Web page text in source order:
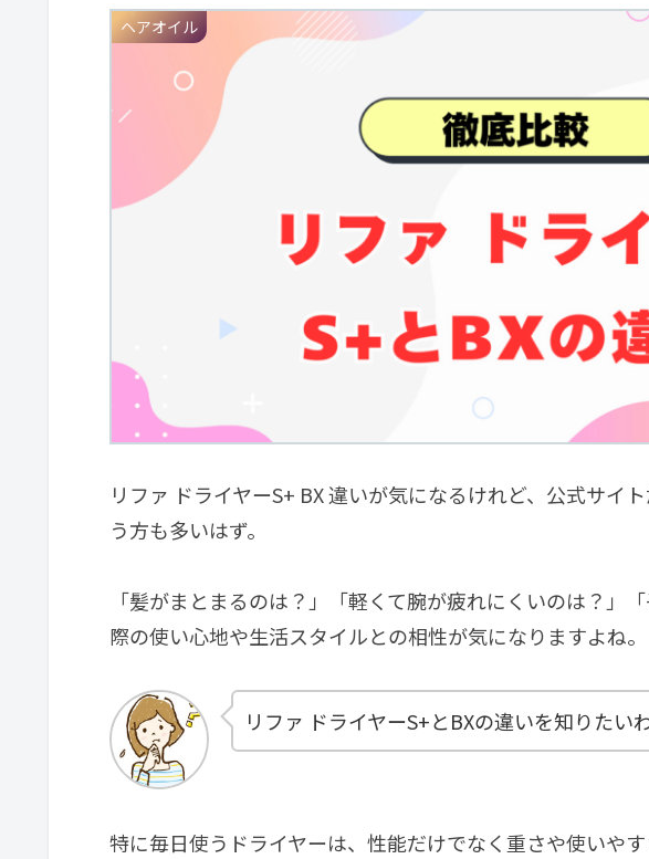
ヘアオイル
リファ ドライヤーS+ BX 違いが気になるけれど、公式サイ
う方も多いはず。
「髪がまとまるのは？」「軽くて腕が疲れにくいのは？」
際の使い心地や生活スタイルとの相性が気になりますよね。
リファ ドライヤーS+とBXの違いを知りたいわ
特に毎日使うドライヤーは、性能だけでなく重さや使いやす